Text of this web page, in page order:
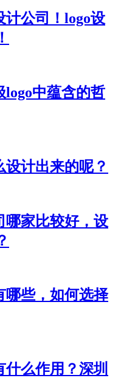
计公司！logo设
logo中蕴含的哲
计出来的呢？
哪家比较好，设
哪些，如何选择
么作用？深圳